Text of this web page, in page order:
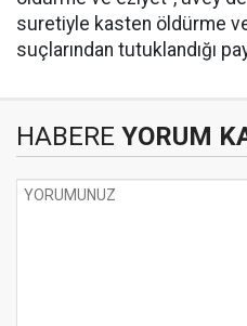
suretiyle kasten öldürme
suçlarından tutuklandığı
HABERE YORUM